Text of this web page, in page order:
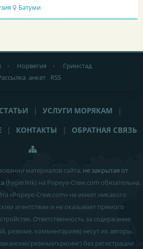
Батуми
› Норвегия ›
Гримстад
анкет RSS
СТАТЬИ | УСЛУГИ МОРЯКАМ
|
| КОНТАКТЫ | ОБРАТНАЯ СВЯЗЬ
материалов сайта, не закрытая от
(hyperlink) на Popeye-Crew.com обязательна.
«Popeye-Crew.com» не имеет никакого
агентствам и не оказывает прямого
. Ответственность за содержание
резюме, комментариев) несут их авторы.
резюме/крюинг) без регистрации